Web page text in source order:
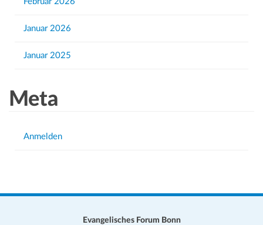
Januar 2026
Januar 2025
Meta
Anmelden
Evangelisches Forum Bonn